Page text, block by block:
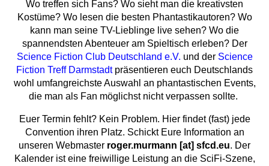
Wo treffen sich Fans? Wo sieht man die kreativsten
Kostüme? Wo lesen die besten Phantastikautoren? Wo
kann man seine TV-Lieblinge live sehen? Wo die
spannendsten Abenteuer am Spieltisch erleben? Der
Science Fiction Club Deutschland e.V. und der Science
Fiction Treff Darmstadtpräsentieren euch Deutschlands
wohl umfangreichste Auswahl an phantastischen Events,
die man als Fan möglichst nicht verpassen sollte.
Euer Termin fehlt? Kein Problem. Hier findet (fast) jede
Convention ihren Platz. Schickt Eure Information an
unseren Webmaster roger.murmann [at] sfcd.eu. Der
Kalender ist eine freiwillige Leistung an die SciFi-Szene,